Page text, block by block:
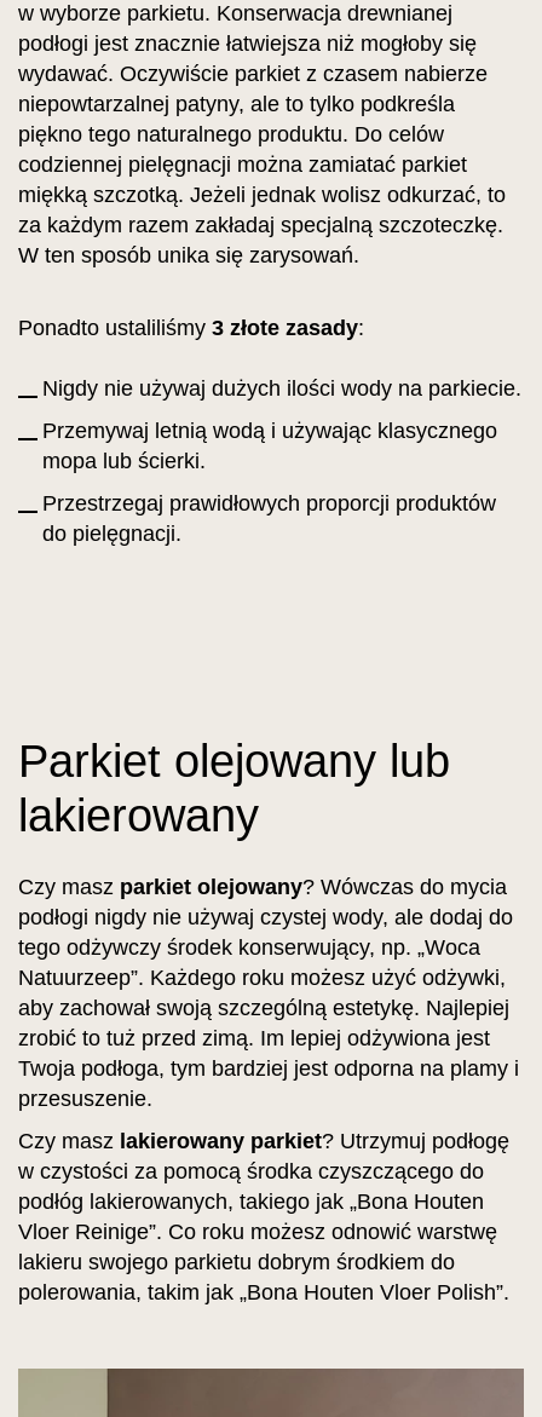
w wyborze parkietu. Konserwacja drewnianej
podłogi jest znacznie łatwiejsza niż mogłoby się
wydawać. Oczywiście parkiet z czasem nabierze
niepowtarzalnej patyny, ale to tylko podkreśla
piękno tego naturalnego produktu. Do celów
codziennej pielęgnacji można zamiatać parkiet
miękką szczotką. Jeżeli jednak wolisz odkurzać, to
za każdym razem zakładaj specjalną szczoteczkę.
W ten sposób unika się zarysowań.
Ponadto ustaliliśmy 3 złote zasady:
Nigdy nie używaj dużych ilości wody na parkiecie.
Przemywaj letnią wodą i używając klasycznego
mopa lub ścierki.
Przestrzegaj prawidłowych proporcji produktów
do pielęgnacji.
Parkiet olejowany lub
lakierowany
Czy masz parkiet olejowany? Wówczas do mycia
podłogi nigdy nie używaj czystej wody, ale dodaj do
tego odżywczy środek konserwujący, np. „Woca
Natuurzeep”. Każdego roku możesz użyć odżywki,
aby zachował swoją szczególną estetykę. Najlepiej
zrobić to tuż przed zimą. Im lepiej odżywiona jest
Twoja podłoga, tym bardziej jest odporna na plamy i
przesuszenie.
Czy masz lakierowany parkiet? Utrzymuj podłogę
w czystości za pomocą środka czyszczącego do
podłóg lakierowanych, takiego jak „Bona Houten
Vloer Reinige”. Co roku możesz odnowić warstwę
lakieru swojego parkietu dobrym środkiem do
polerowania, takim jak „Bona Houten Vloer Polish”.